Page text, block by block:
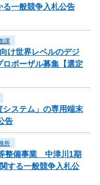
る一般競争入札公告
課
け世界レベルのデジ
ポーザル募集【選定
システム」の専用端末
告
所
整備事業 中津川1期
する一般競争入札公